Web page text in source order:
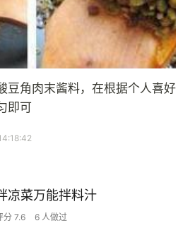
豆角肉末酱料，在根据个人喜好
即可
凉菜万能拌料汁
分 7.6 6 人做过